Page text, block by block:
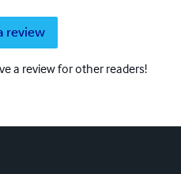
review
a review for other readers!